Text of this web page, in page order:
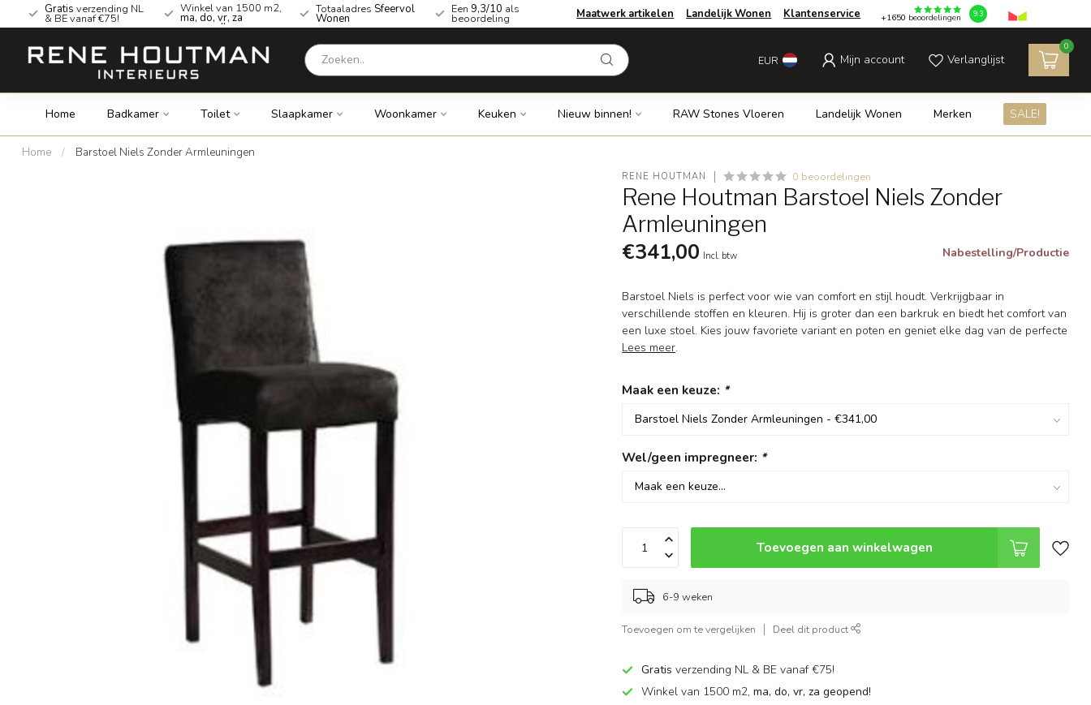
Gratis verzending NL
& BE vanaf €75!
Winkel van 1500 m2,
ma, do, vr, za
geopend!
Totaaladres Sfeervol
Wonen
Een 9,3/10 als
beoordeling Maatwerk artikelen Landelijk Wonen Klantenservice +1650 beoordelingen 9.3
EUR Mijn account Verlanglijst
0
Home Badkamer Toilet Slaapkamer Woonkamer Keuken Nieuw binnen! RAW Stones Vloeren Landelijk Wonen Merken SALE!
Home / Barstoel Niels Zonder Armleuningen
RENE HOUTMAN 0 beoordelingen
Rene Houtman Barstoel Niels Zonder
Armleuningen
€341,00 Incl. btw Nabestelling/Productie
Barstoel Niels is perfect voor wie van comfort en stijl houdt. Verkrijgbaar in
verschillende stoffen en kleuren. Hij is groter dan een barkruk en biedt het comfort van
een luxe stoel. Kies jouw favoriete variant en poten en geniet elke dag van de perfecte
Lees meer.
Maak een keuze: *
Wel/geen impregneer: *
Toevoegen aan winkelwagen
6-9 weken
Toevoegen om te vergelijken Deel dit product
Gratisverzending NL & BE vanaf €75!
Winkel van 1500 m2,ma, do, vr, za geopend!